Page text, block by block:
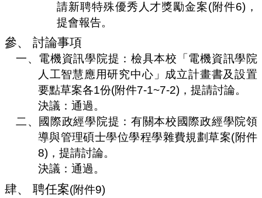
動
請新聘特殊優秀人才獎勵金案(附件6) ，
提會報告。
參、 討論事項
一、 電機資訊學院提 ：檢具本校「電機資訊學院
人工智慧應用研究中心」成立計畫書及設置
要點草案各1份(附件7-1~7-2)，提請討論。
決議：通過。
二、
國際政經學院提：有關本校國際政經學院領
導與管理碩士學位學程學雜費規劃草案(附件
8)，提請討論。
決議：通過。
肆、 聘任案(附件9)